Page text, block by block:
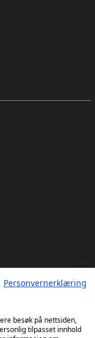
Personvernerklæring
besøk på nettsiden,
tilpasset innhold